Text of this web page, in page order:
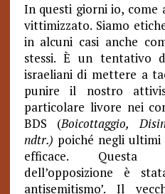
In questi giorni io, come
vittimizzato. Siamo
in alcuni casi anche
stessi. È un tentativo
israeliani di mettere a
punire il nostro
particolare livore nei
BDS (Boicottaggio,
ndtr.) poiché negli
efficace. Questa
dell’opposizione è
antisemitismo’. Il